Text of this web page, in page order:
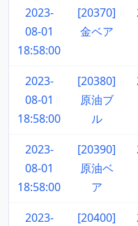
2023-
08-01
18:58:00
[20370]
金ベア
2023-
08-01
18:58:00
[20380]
原油ブ
ル
2023-
08-01
18:58:00
[20390]
原油ベ
ア
2023-
[20400]